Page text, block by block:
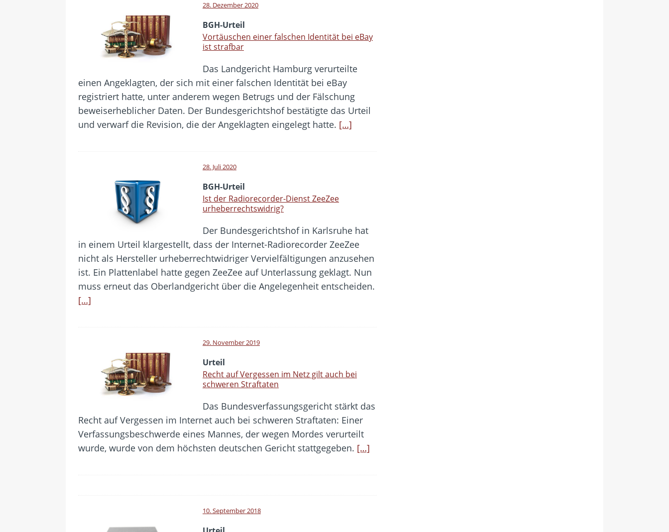
28. Dezember 2020
BGH-Urteil
Vortäuschen einer falschen Identität bei eBay
ist strafbar
Das Landgericht Hamburg verurteilte
einen Angeklagten, der sich mit einer falschen Identität bei eBay
registriert hatte, unter anderem wegen Betrugs und der Fälschung
beweiserheblicher Daten. Der Bundesgerichtshof bestätigte das Urteil
und verwarf die Revision, die der Angeklagten eingelegt hatte. […]
28. Juli 2020
BGH-Urteil
Ist der Radiorecorder-Dienst ZeeZee
urheberrechtswidrig?
Der Bundesgerichtshof in Karlsruhe hat
in einem Urteil klargestellt, dass der Internet-Radiorecorder ZeeZee
nicht als Hersteller urheberrechtwidriger Vervielfältigungen anzusehen
ist. Ein Plattenlabel hatte gegen ZeeZee auf Unterlassung geklagt. Nun
muss erneut das Oberlandgericht über die Angelegenheit entscheiden.
[…]
29. November 2019
Urteil
Recht auf Vergessen im Netz gilt auch bei
schweren Straftaten
Das Bundesverfassungsgericht stärkt das
Recht auf Vergessen im Internet auch bei schweren Straftaten: Einer
Verfassungsbeschwerde eines Mannes, der wegen Mordes verurteilt
wurde, wurde von dem höchsten deutschen Gericht stattgegeben. […]
10. September 2018